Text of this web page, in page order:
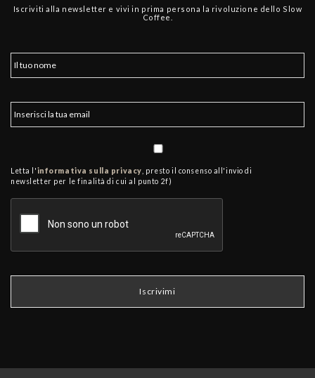
Iscriviti alla newsletter e vivi in prima persona la rivoluzione dello Slow
Coffee.
Letta l'informativa sulla privacy, presto il consenso all'invio di
newsletter per le finalità di cui al punto 2f)